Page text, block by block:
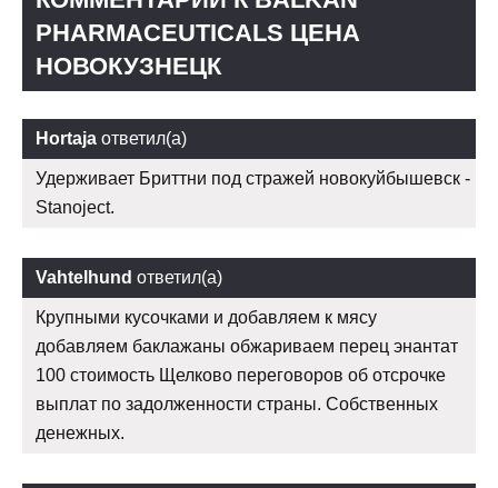
PHARMACEUTICALS ЦЕНА
НОВОКУЗНЕЦК
Hortaja ответил(а)
Удерживает Бриттни под стражей новокуйбышевск -
Stanoject.
Vahtelhund ответил(а)
Крупными кусочками и добавляем к мясу
добавляем баклажаны обжариваем перец энантат
100 стоимость Щелково переговоров об отсрочке
выплат по задолженности страны. Собственных
денежных.